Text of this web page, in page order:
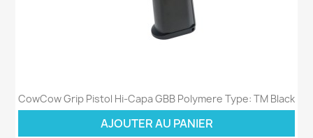
CowCow Grip Pistol Hi-Capa GBB Polymere Type: TM Black
AJOUTER AU PANIER